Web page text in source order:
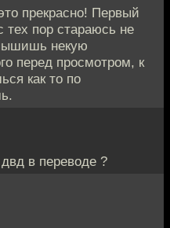
прекрасно! Первый
тех пор стараюсь не
некую
перед просмотром, к
как то по
в переводе ?